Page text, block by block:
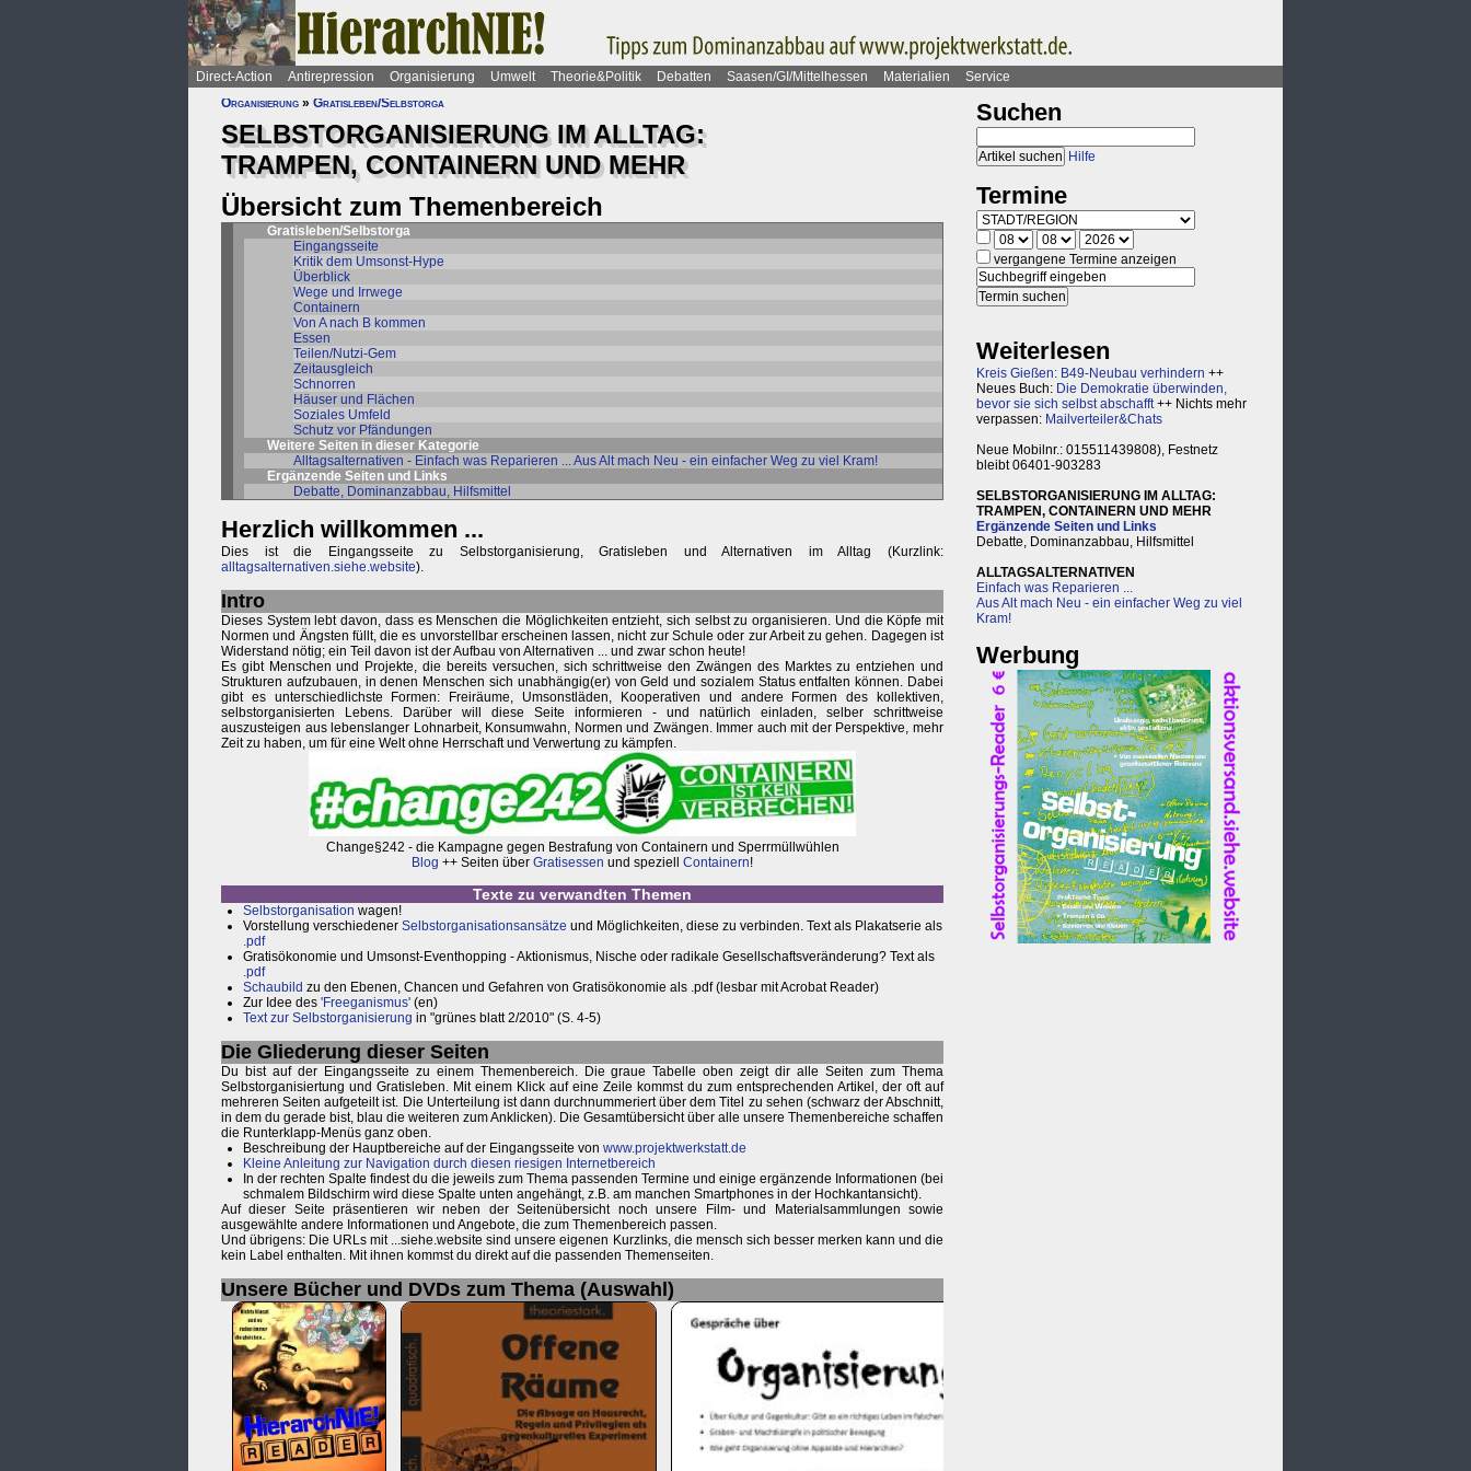
Direct-Action Antirepression Organisierung Umwelt Theorie&Politik Debatten Saasen/GI/Mittelhessen Materialien
Service
Organisierung » Gratisleben/Selbstorga
SELBSTORGANISIERUNG IM ALLTAG:
TRAMPEN, CONTAINERN UND MEHR
Übersicht zum Themenbereich
Gratisleben/Selbstorga
Eingangsseite
Kritik dem Umsonst-Hype
Überblick
Wege und Irrwege
Containern
Von A nach B kommen
Essen
Teilen/Nutzi-Gem
Zeitausgleich
Schnorren
Häuser und Flächen
Soziales Umfeld
Schutz vor Pfändungen
Weitere Seiten in dieser Kategorie
Alltagsalternativen - Einfach was Reparieren ... Aus Alt mach Neu - ein einfacher Weg zu viel Kram!
Ergänzende Seiten und Links
Debatte, Dominanzabbau, Hilfsmittel
Herzlich willkommen ...
Dies ist die Eingangsseite zu Selbstorganisierung, Gratisleben und Alternativen im Alltag (Kurzlink:
alltagsalternativen.siehe.website).
Intro
Dieses System lebt davon, dass es Menschen die Möglichkeiten entzieht, sich selbst zu organisieren. Und die Köpfe mit
Normen und Ängsten füllt, die es unvorstellbar erscheinen lassen, nicht zur Schule oder zur Arbeit zu gehen. Dagegen ist
Widerstand nötig; ein Teil davon ist der Aufbau von Alternativen ... und zwar schon heute!
Es gibt Menschen und Projekte, die bereits versuchen, sich schrittweise den Zwängen des Marktes zu entziehen und
Strukturen aufzubauen, in denen Menschen sich unabhängig(er) von Geld und sozialem Status entfalten können. Dabei
gibt es unterschiedlichste Formen: Freiräume, Umsonstläden, Kooperativen und andere Formen des kollektiven,
selbstorganisierten Lebens. Darüber will diese Seite informieren - und natürlich einladen, selber schrittweise
auszusteigen aus lebenslanger Lohnarbeit, Konsumwahn, Normen und Zwängen. Immer auch mit der Perspektive, mehr
Zeit zu haben, um für eine Welt ohne Herrschaft und Verwertung zu kämpfen.
Change§242 - die Kampagne gegen Bestrafung von Containern und Sperrmüllwühlen
Blog ++ Seiten über Gratisessen und speziell Containern!
Texte zu verwandten Themen
Selbstorganisation wagen!
Vorstellung verschiedener Selbstorganisationsansätze und Möglichkeiten, diese zu verbinden. Text als Plakatserie als
.pdf
Gratisökonomie und Umsonst-Eventhopping - Aktionismus, Nische oder radikale Gesellschaftsveränderung? Text als
.pdf
Schaubild zu den Ebenen, Chancen und Gefahren von Gratisökonomie als .pdf (lesbar mit Acrobat Reader)
Zur Idee des 'Freeganismus' (en)
Text zur Selbstorganisierung in "grünes blatt 2/2010" (S. 4-5)
Die Gliederung dieser Seiten
Du bist auf der Eingangsseite zu einem Themenbereich. Die graue Tabelle oben zeigt dir alle Seiten zum Thema
Selbstorganisiertung und Gratisleben. Mit einem Klick auf eine Zeile kommst du zum entsprechenden Artikel, der oft auf
mehreren Seiten aufgeteilt ist. Die Unterteilung ist dann durchnummeriert über dem Titel zu sehen (schwarz der Abschnitt,
in dem du gerade bist, blau die weiteren zum Anklicken). Die Gesamtübersicht über alle unsere Themenbereiche schaffen
die Runterklapp-Menüs ganz oben.
Beschreibung der Hauptbereiche auf der Eingangsseite von www.projektwerkstatt.de
Kleine Anleitung zur Navigation durch diesen riesigen Internetbereich
In der rechten Spalte findest du die jeweils zum Thema passenden Termine und einige ergänzende Informationen (bei
schmalem Bildschirm wird diese Spalte unten angehängt, z.B. am manchen Smartphones in der Hochkantansicht).
Auf dieser Seite präsentieren wir neben der Seitenübersicht noch unsere Film- und Materialsammlungen sowie
ausgewählte andere Informationen und Angebote, die zum Themenbereich passen.
Und übrigens: Die URLs mit ...siehe.website sind unsere eigenen Kurzlinks, die mensch sich besser merken kann und die
kein Label enthalten. Mit ihnen kommst du direkt auf die passenden Themenseiten.
Unsere Bücher und DVDs zum Thema (Auswahl)
Suchen
Hilfe
Termine
vergangene Termine anzeigen
Weiterlesen
Kreis Gießen: B49-Neubau verhindern ++
Neues Buch: Die Demokratie überwinden,
bevor sie sich selbst abschafft++ Nichts mehr
verpassen: Mailverteiler&Chats
Neue Mobilnr.: 015511439808), Festnetz
bleibt 06401-903283
SELBSTORGANISIERUNG IM ALLTAG:
TRAMPEN, CONTAINERN UND MEHR
Ergänzende Seiten und Links
Debatte, Dominanzabbau, Hilfsmittel
ALLTAGSALTERNATIVEN
Einfach was Reparieren ...
Aus Alt mach Neu - ein einfacher Weg zu viel
Kram!
Werbung